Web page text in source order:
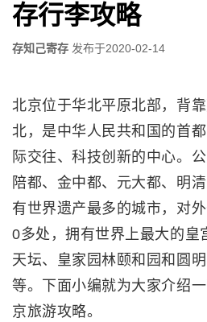
存行李攻略
存知己寄存 发布于2020-02-14
北京位于华北平原北部，背
北，是中华人民共和国的首
际交往、科技创新的中心。
陪都、金中都、元大都、明
有世界遗产最多的城市，对
0多处，拥有世界上最大的皇
天坛、皇家园林颐和园和圆
等。下面小编就为大家介绍
京旅游攻略。